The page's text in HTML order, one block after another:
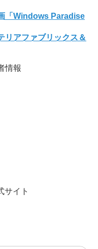
「Windows Paradise
リアファブリックス＆
情報
サイト